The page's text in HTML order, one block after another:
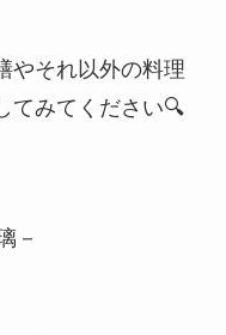
やそれ以外の料理
てみてください🔍
－